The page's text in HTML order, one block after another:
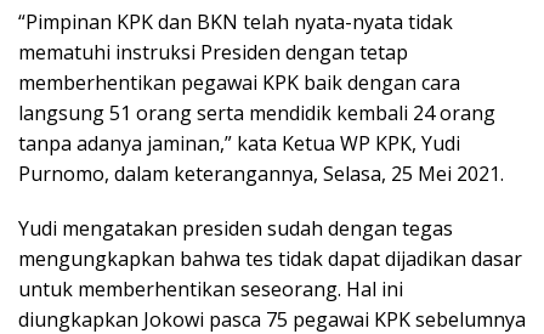
“Pimpinan KPK dan BKN telah nyata-nyata tidak
mematuhi instruksi Presiden dengan tetap
memberhentikan pegawai KPK baik dengan cara
langsung 51 orang serta mendidik kembali 24 orang
tanpa adanya jaminan,” kata Ketua WP KPK, Yudi
Purnomo, dalam keterangannya, Selasa, 25 Mei 2021.
Yudi mengatakan presiden sudah dengan tegas
mengungkapkan bahwa tes tidak dapat dijadikan dasar
untuk memberhentikan seseorang. Hal ini
diungkapkan Jokowi pasca 75 pegawai KPK sebelumnya